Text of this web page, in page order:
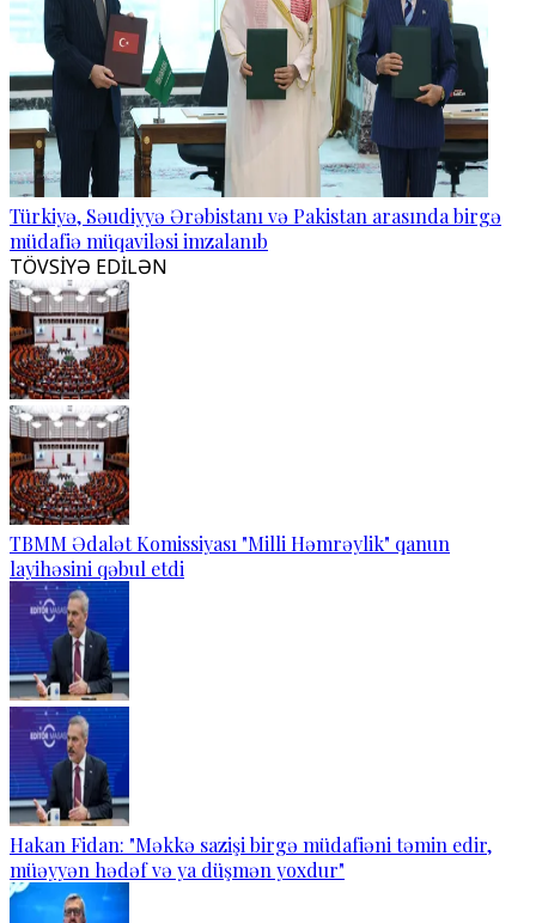
Türkiyə, Səudiyyə Ərəbistanı və Pakistan arasında birgə
müdafiə müqaviləsi imzalanıb
TÖVSİYƏ EDİLƏN
TBMM Ədalət Komissiyası "Milli Həmrəylik" qanun
layihəsini qəbul etdi
Hakan Fidan: "Məkkə sazişi birgə müdafiəni təmin edir,
müəyyən hədəf və ya düşmən yoxdur"